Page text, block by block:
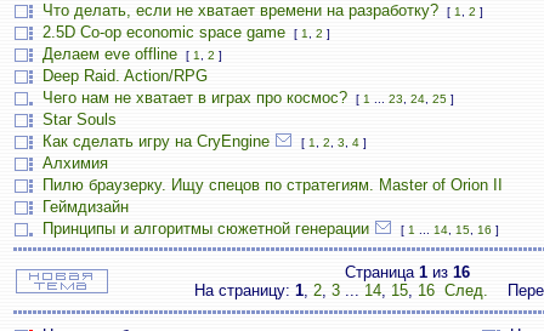
Что делать, если не хватает времени на разработку? [ 1 2 ]
2.5D Co-op economic space game [ 1 2 ]
Делаем eve offline [ 1 2 ]
Deep Raid. Action/RPG
Чего нам не хватает в играх про космос?
[ 1 23 24 25 ]
Star Souls
Как сделать игру на CryEngine
[ 1 2 3 4 ]
Алхимия
Пилю браузерку. Ищу спецов по стратегиям. Master of Orion II
Геймдизайн
Принципы и алгоритмы сюжетной генерации
[ 1 14 15 16 ]
Страница 1из 16
На страницу: 1, 2, 3 ... 14, 15, 16 След.